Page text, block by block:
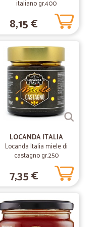
fresca, puntualità nella
e sono sempre stata
26/10/2020
17/07/2020
11/06/2020
italiano gr.400
8,15 €
LOCANDA ITALIA
Locanda Italia miele di
castagno gr.250
7,35 €